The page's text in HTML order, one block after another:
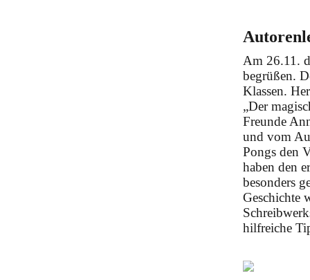
Am 26.11.
begrüßen.
Klassen.
„Der
Freunde
und vom
Pongs den
haben den
besonders
Geschichte
hilfreiche